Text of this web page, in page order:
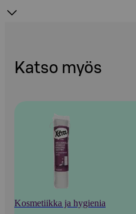
Katso myös
Kosmetiikka ja hygienia